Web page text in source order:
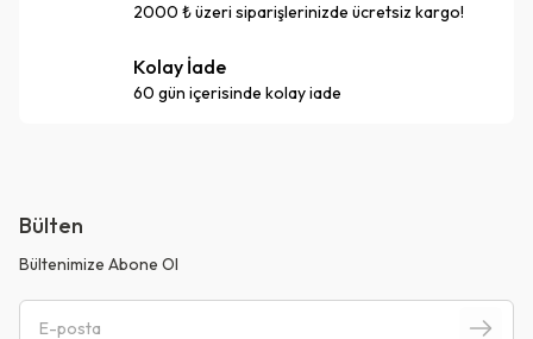
2000 ₺ üzeri siparişlerinizde ücretsiz kargo!
Kolay İade
60 gün içerisinde kolay iade
Bülten
Bültenimize Abone Ol